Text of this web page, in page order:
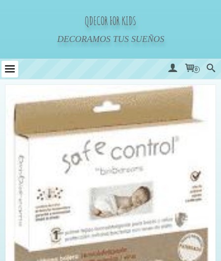
QDECOR FOR KIDS
DECORAMOS TUS SUEÑOS
0